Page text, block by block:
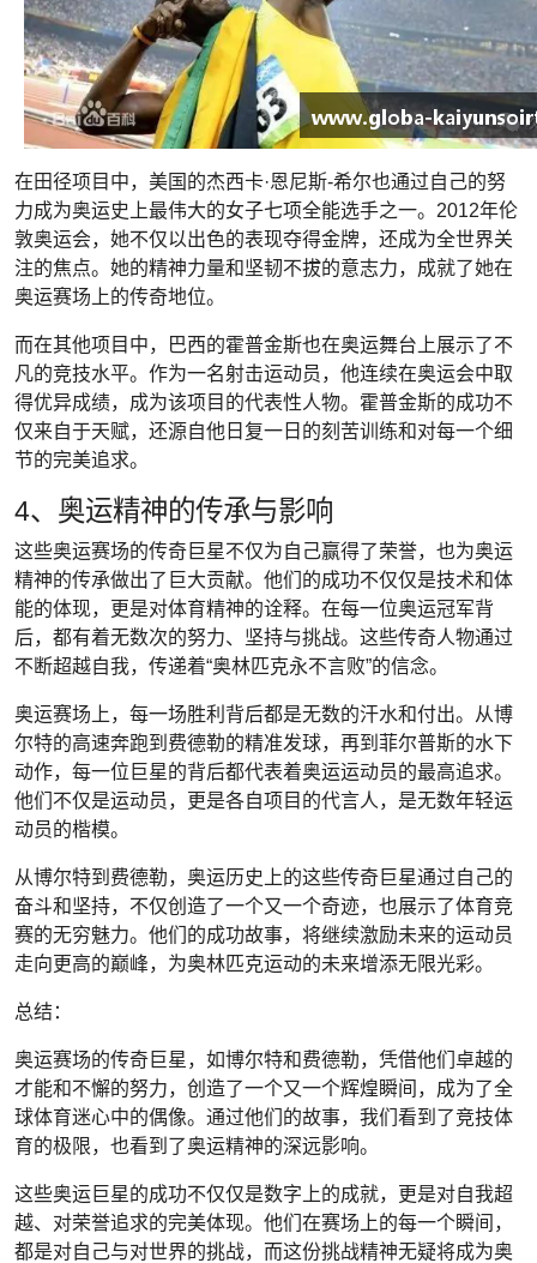
在田径项目中，美国的杰西卡·恩尼斯-希尔也通过自己的努
力成为奥运史上最伟大的女子七项全能选手之一。2012年伦
敦奥运会，她不仅以出色的表现夺得金牌，还成为全世界关
注的焦点。她的精神力量和坚韧不拔的意志力，成就了她在
奥运赛场上的传奇地位。
而在其他项目中，巴西的霍普金斯也在奥运舞台上展示了不
凡的竞技水平。作为一名射击运动员，他连续在奥运会中取
得优异成绩，成为该项目的代表性人物。霍普金斯的成功不
仅来自于天赋，还源自他日复一日的刻苦训练和对每一个细
节的完美追求。
4、奥运精神的传承与影响
这些奥运赛场的传奇巨星不仅为自己赢得了荣誉，也为奥运
精神的传承做出了巨大贡献。他们的成功不仅仅是技术和体
能的体现，更是对体育精神的诠释。在每一位奥运冠军背
后，都有着无数次的努力、坚持与挑战。这些传奇人物通过
不断超越自我，传递着“奥林匹克永不言败”的信念。
奥运赛场上，每一场胜利背后都是无数的汗水和付出。从博
尔特的高速奔跑到费德勒的精准发球，再到菲尔普斯的水下
动作，每一位巨星的背后都代表着奥运运动员的最高追求。
他们不仅是运动员，更是各自项目的代言人，是无数年轻运
动员的楷模。
从博尔特到费德勒，奥运历史上的这些传奇巨星通过自己的
奋斗和坚持，不仅创造了一个又一个奇迹，也展示了体育竞
赛的无穷魅力。他们的成功故事，将继续激励未来的运动员
走向更高的巅峰，为奥林匹克运动的未来增添无限光彩。
总结：
奥运赛场的传奇巨星，如博尔特和费德勒，凭借他们卓越的
才能和不懈的努力，创造了一个又一个辉煌瞬间，成为了全
球体育迷心中的偶像。通过他们的故事，我们看到了竞技体
育的极限，也看到了奥运精神的深远影响。
这些奥运巨星的成功不仅仅是数字上的成就，更是对自我超
越、对荣誉追求的完美体现。他们在赛场上的每一个瞬间，
都是对自己与对世界的挑战，而这份挑战精神无疑将成为奥